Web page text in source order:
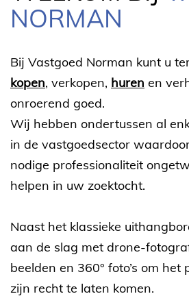
NORMAN
Bij Vastgoed Norman kunt u
kopen, verkopen, huren en
onroerend goed.
Wij hebben ondertussen al
in de vastgoedsector
nodige professionaliteit
helpen in uw zoektocht.
Naast het klassieke
aan de slag met drone-
beelden en 360° foto’s om
zijn recht te laten komen.